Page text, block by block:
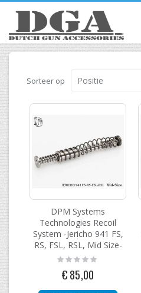
naar
de
inhoud
Sorteer op
DPM Systems
Technologies Recoil
System -Jericho 941 FS,
RS, FSL, RSL, Mid Size-
Rating:
0%
€ 85,00